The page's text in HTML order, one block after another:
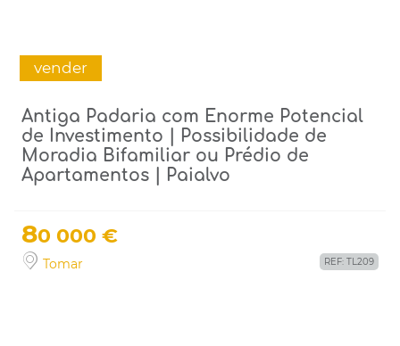
vender
Antiga Padaria com Enorme Potencial
de Investimento | Possibilidade de
Moradia Bifamiliar ou Prédio de
Apartamentos | Paialvo
80 000 €
Tomar REF: TL209